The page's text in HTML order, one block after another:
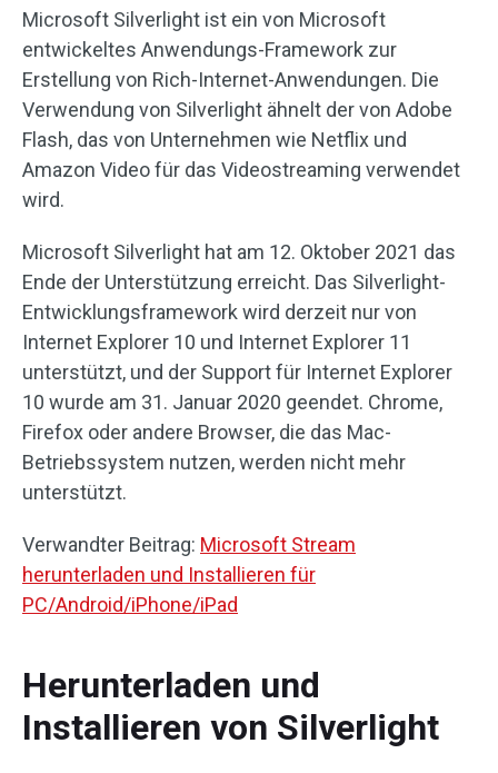
Microsoft Silverlight ist ein von Microsoft
entwickeltes Anwendungs-Framework zur
Erstellung von Rich-Internet-Anwendungen. Die
Verwendung von Silverlight ähnelt der von Adobe
Flash, das von Unternehmen wie Netflix und
Amazon Video für das Videostreaming verwendet
wird.
Microsoft Silverlight hat am 12. Oktober 2021 das
Ende der Unterstützung erreicht. Das Silverlight-
Entwicklungsframework wird derzeit nur von
Internet Explorer 10 und Internet Explorer 11
unterstützt, und der Support für Internet Explorer
10 wurde am 31. Januar 2020 geendet. Chrome,
Firefox oder andere Browser, die das Mac-
Betriebssystem nutzen, werden nicht mehr
unterstützt.
Verwandter Beitrag: Microsoft Stream
herunterladen und Installieren für
PC/Android/iPhone/iPad
Herunterladen und
Installieren von Silverlight